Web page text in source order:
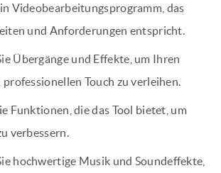
Videobearbeitungsprogramm, das
und Anforderungen entspricht.
Übergänge und Effekte, um Ihren
Touch zu verleihen.
Funktionen, die das Tool bietet, um
verbessern.
hochwertige Musik und Soundeffekte,